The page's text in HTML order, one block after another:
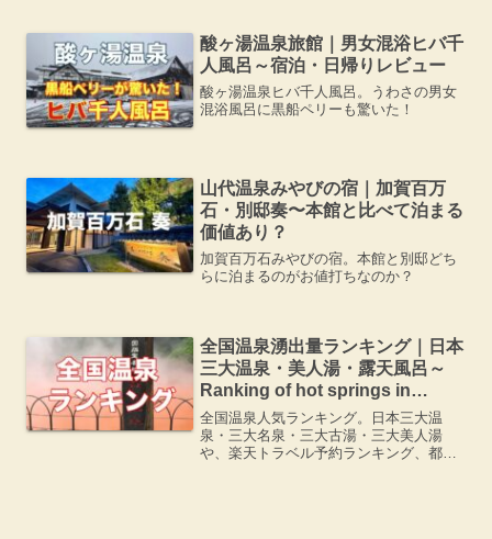
酸ヶ湯温泉旅館｜男女混浴ヒバ千
人風呂～宿泊・日帰りレビュー
酸ヶ湯温泉ヒバ千人風呂。うわさの男女
混浴風呂に黒船ペリーも驚いた！
山代温泉みやびの宿｜加賀百万
石・別邸奏〜本館と比べて泊まる
価値あり？
加賀百万石みやびの宿。本館と別邸どち
らに泊まるのがお値打ちなのか？
全国温泉湧出量ランキング｜日本
三大温泉・美人湯・露天風呂～
Ranking of hot springs in
Japan
全国温泉人気ランキング。日本三大温
泉・三大名泉・三大古湯・三大美人湯
や、楽天トラベル予約ランキング、都道